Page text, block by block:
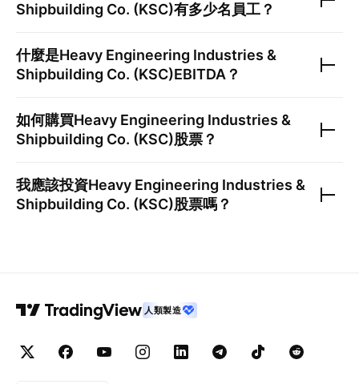
Shipbuilding Co. (KSC)有多少名員工？
什麼是Heavy Engineering Industries &
Shipbuilding Co. (KSC)EBITDA？
如何購買Heavy Engineering Industries &
Shipbuilding Co. (KSC)股票？
我應該投資Heavy Engineering Industries &
Shipbuilding Co. (KSC)股票嗎？
人類製造